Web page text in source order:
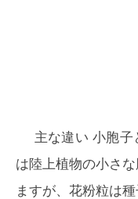
主な違い 小胞子
は陸上植物の小さ
ますが、花粉粒は